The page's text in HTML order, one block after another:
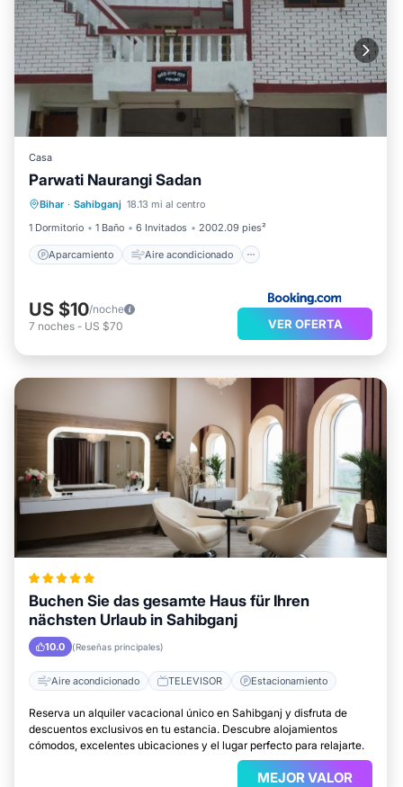
Casa
Parwati Naurangi Sadan
Bihar · Sahibganj 18.13 mi al centro
1 Dormitorio
1 Baño 6 Invitados 2002.09 pies²
Aparcamiento Aire acondicionado
Aparcamiento
Aire acondicionado
Apto para niños
US $10/noche
7 noches - US $70 VER OFERTA
Buchen Sie das gesamte Haus für Ihren
nächsten Urlaub in Sahibganj
10.0 (Reseñas principales)
Aire acondicionado TELEVISOR Estacionamiento
Reserva un alquiler vacacional único en Sahibganj y disfruta de
descuentos exclusivos en tu estancia. Descubre alojamientos
cómodos, excelentes ubicaciones y el lugar perfecto para relajarte.
MEJOR VALOR